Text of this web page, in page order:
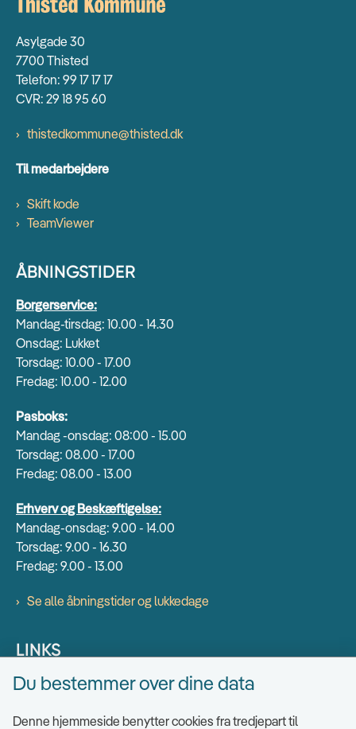
Asylgade 30
7700 Thisted
Telefon: 99 17 17 17
CVR: 29 18 95 60
thistedkommune@thisted.dk
Til medarbejdere
Skift kode
TeamViewer
ÅBNINGSTIDER
Borgerservice:
Mandag-tirsdag: 10.00 - 14.30
Onsdag: Lukket
Torsdag: 10.00 - 17.00
Fredag: 10.00 - 12.00
Pasboks:
Mandag -onsdag: 08:00 - 15.00
Torsdag: 08.00 - 17.00
Fredag: 08.00 - 13.00
Erhverv og Beskæftigelse:
Mandag-onsdag: 9.00 - 14.00
Torsdag: 9.00 - 16.30
Fredag: 9.00 - 13.00
Se alle åbningstider og lukkedage
LINKS
Find EAN numre
Du bestemmer over dine data
Denne hjemmeside benytter cookies fra tredjepart til